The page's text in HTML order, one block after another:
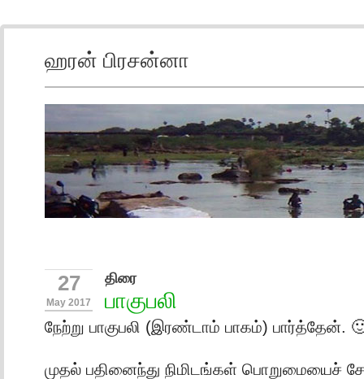
ஹரன் பிரசன்னா
27
May 2017
திரை
பாகுபலி
நேற்று பாகுபலி (இரண்டாம் பாகம்) பார்த்தேன்.
முதல் பதினைந்து நிமிடங்கள் பொறுமையைச்